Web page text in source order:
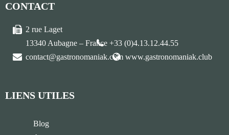
CONTACT
2 rue Laget
13340 Aubagne – France +33 (0)4.13.12.44.55
contact@gastronomaniak.com www.gastronomaniak.club
LIENS UTILES
Blog